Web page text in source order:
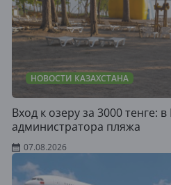
НОВОСТИ КАЗАХСТАНА
Вход к озеру за 3000 тенге:
администратора пляжа
07.08.2026